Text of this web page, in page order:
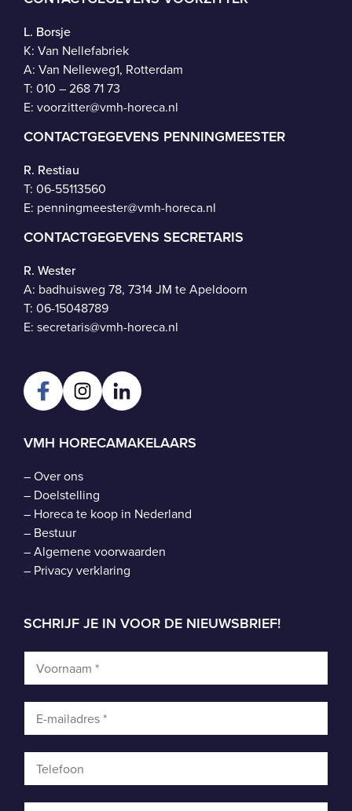
L. Borsje
K: Van Nellefabriek
A: Van Nelleweg1, Rotterdam
T: 010 – 268 71 73
E: voorzitter@vmh-horeca.nl
CONTACTGEGEVENS PENNINGMEESTER
R. Restiau
T: 06-55113560
E: penningmeester@vmh-horeca.nl
CONTACTGEGEVENS SECRETARIS
R. Wester
A: badhuisweg 78, 7314 JM te Apeldoorn
T: 06-15048789
E: secretaris@vmh-horeca.nl
VMH HORECAMAKELAARS
–Over ons
– Doelstelling
– Horeca te koop in Nederland
– Bestuur
–Algemene voorwaarden
– Privacy verklaring
SCHRIJF JE IN VOOR DE NIEUWSBRIEF!